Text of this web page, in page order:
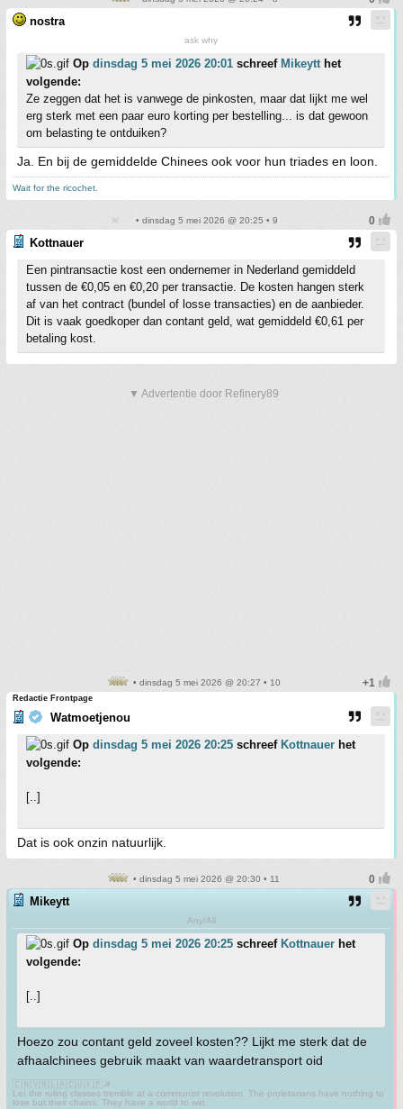
nostra
ask why
Op dinsdag 5 mei 2026 20:01 schreef Mikeytthet
volgende:
Ze zeggen dat het is vanwege de pinkosten, maar dat lijkt me wel
erg sterk met een paar euro korting per bestelling... is dat gewoon
om belasting te ontduiken?
Ja. En bij de gemiddelde Chinees ook voor hun triades en loon.
Wait for the ricochet.
• dinsdag 5 mei 2026 @ 20:25 • 9
Kottnauer
Een pintransactie kost een ondernemer in Nederland gemiddeld
tussen de €0,05 en €0,20 per transactie. De kosten hangen sterk
af van het contract (bundel of losse transacties) en de aanbieder.
Dit is vaak goedkoper dan contant geld, wat gemiddeld €0,61 per
betaling kost.
▼ Advertentie door Refinery89
• dinsdag 5 mei 2026 @ 20:27 • 10
Redactie Frontpage
Watmoetjenou
Op dinsdag 5 mei 2026 20:25 schreef Kottnauer het
volgende:
[..]
Dat is ook onzin natuurlijk.
• dinsdag 5 mei 2026 @ 20:30 • 11
Mikeytt
Any/All
Op dinsdag 5 mei 2026 20:25 schreef Kottnauer het
volgende:
[..]
Hoezo zou contant geld zoveel kosten?? Lijkt me sterk dat de
afhaalchinees gebruik maakt van waardetransport oid
🇨🇳🇻🇳🇱🇦🇨🇺🇰🇵☭
Let the ruling classes tremble at a communist revolution. The proletarians have nothing to
lose but their chains. They have a world to win.